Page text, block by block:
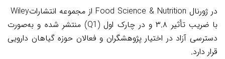
در ژورنال Food Science & Nutrition از مجموعه انتشاراتWiley
با ضریب تأثیر ۳.۸ و در چارک اول
(Q1)منتشر شده و به‌صورت
دسترسی آزاد در اختیار پژوهشگران و فعالان حوزه گیاهان دارویی
قرار دارد.